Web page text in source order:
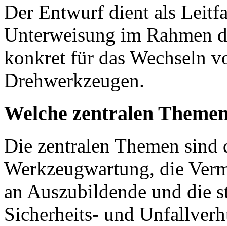
Der Entwurf dient als
Unterweisung im Rahmen
konkret für das Wechseln
Drehwerkzeugen.
Welche zentralen
Die zentralen Themen sind
Werkzeugwartung, die
an Auszubildende und die
Sicherheits- und